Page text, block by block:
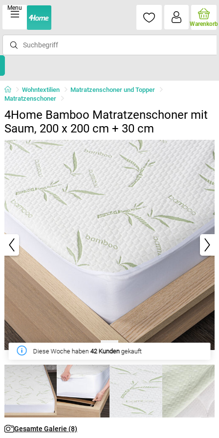
Menu
Warenkorb
Wohntextilien
Matratzenschoner und Topper
Matratzenschoner
4Home Bamboo Matratzenschoner mit
Saum, 200 x 200 cm + 30 cm
Diese Woche haben42 Kundengekauft
Gesamte Galerie (8)